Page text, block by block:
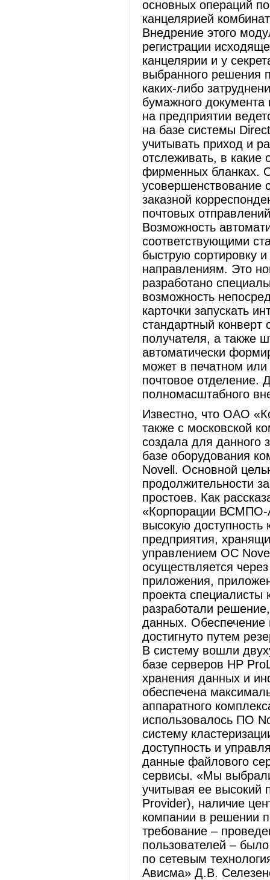
основных операций
канцелярией
Внедрение этого
регистрации
канцелярии и у
выбранного решения
каких-либо
бумажного
на предприятии
на базе системы
учитывать приход и
отслеживать, в какие
фирменных бланках.
усовершенствование
заказной
почтовых
Возможность
соответствующими
быструю сортировку
направлениям. Это
разработано
возможность
карточки запускать
стандартный конверт
получателя, а также
автоматически
может в печатном
почтовое отделение.
полномасштабного
Известно, что ОАО
также с московской
создала для данного
базе оборудования
Novell. Основной
продолжительности
простоев. Как
«Корпорации ВСМПО-
высокую
предприятия,
управлением ОС
осуществляется
приложения,
проекта специалисты
разработали
данных. Обеспечение
достигнуто путем
В систему вошли
базе серверов HP
хранения данных и
обеспечена
аппаратного
использовалось ПО
систему
доступность и
данные файлового
сервисы. «Мы
учитывая ее высокий
Provider), наличие
компании в решении
требование –
пользователей –
по сетевым
Ависма» Д.В.